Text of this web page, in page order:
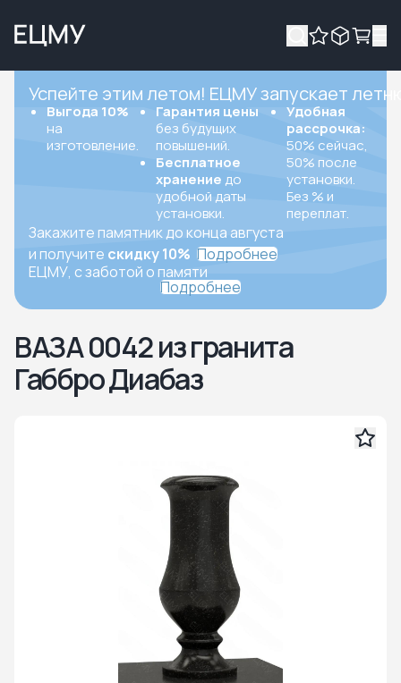
Успейте этим летом! ЕЦМУ запускает
Выгода 10%
на
изготовление.
Гарантия цены
без будущих
повышений.
Бесплатное
хранение до
удобной даты
установки.
Удобная
рассрочка:
50% сейчас,
50% после
установки.
Без % и
переплат.
Закажите памятник до конца августа
и получите скидку 10% Подробнее
ЕЦМУ, с заботой о памяти
Подробнее
ВАЗА 0042 из гранита
Габбро Диабаз